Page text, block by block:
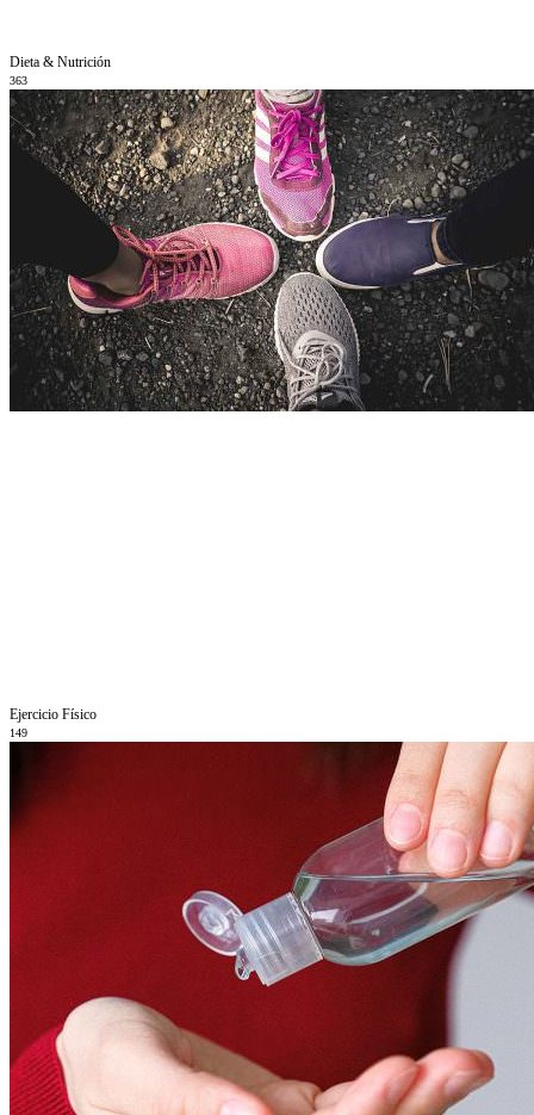
Dieta & Nutrición
363
Ejercicio Fí­sico
149